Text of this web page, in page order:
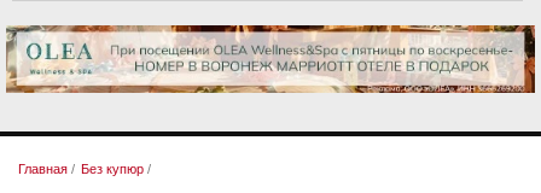
Главная / Без купюр /